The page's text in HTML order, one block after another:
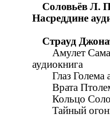
Соловьёв Л.
Насреддине
Страуд
Амулет
аудиокнига
Глаз Голема
Врата
Кольцо
Тайный